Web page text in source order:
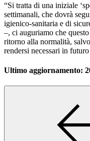
“Si tratta di una iniziale
settimanali, che dovrà
igienico-sanitaria e di
–, ci auguriamo che
ritorno alla normalità,
rendersi necessari in
Ultimo aggiornamento: